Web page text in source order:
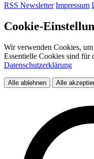
RSS Newsletter Impressum
Cookie-
Wir verwenden Cookies, um
Essentielle Cookies sind für
Datenschutzerklärung
Alle ablehnen Alle